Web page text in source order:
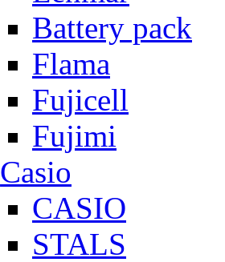
Battery pack
Flama
Fujicell
Fujimi
Casio
CASIO
STALS